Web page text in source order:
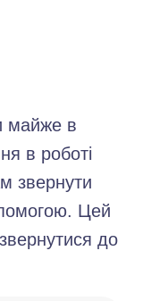
майже в
в роботі
звернути
Цей
до